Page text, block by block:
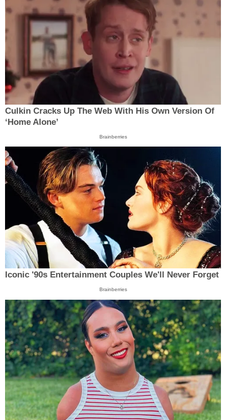
Culkin Cracks Up The Web With His Own Version Of
‘Home Alone’
Brainberries
Iconic '90s Entertainment Couples We'll Never Forget
Brainberries